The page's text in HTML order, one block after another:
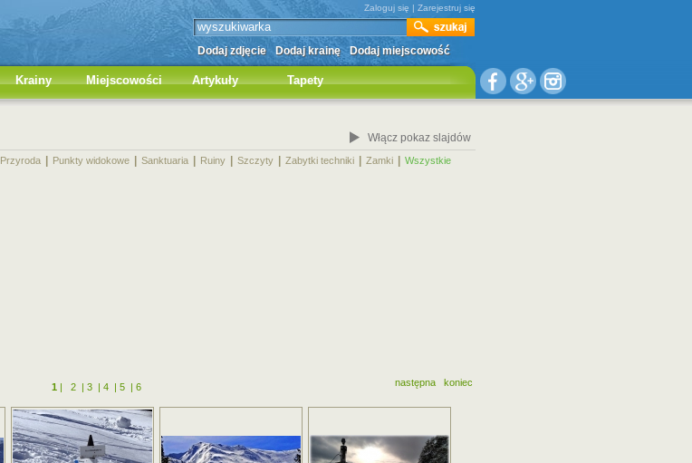
Zaloguj się | Zarejestruj się
Dodaj zdjęcie Dodaj krainę Dodaj miejscowość
Krainy Miejscowości Artykuły Tapety
Włącz pokaz slajdów
Przyroda Punkty widokowe Sanktuaria Ruiny Szczyty Zabytki techniki Zamki Wszystkie
następna koniec
1| 2 | 3 | 4 | 5 | 6